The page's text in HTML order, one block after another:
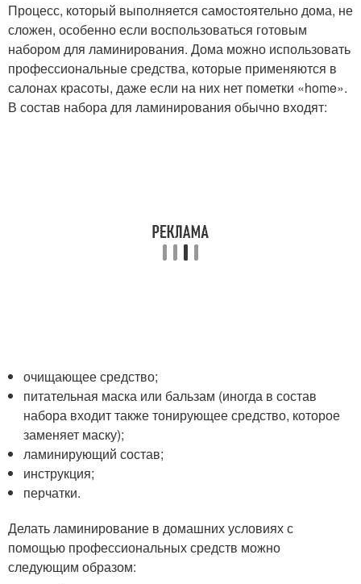
Процесс, который выполняется самостоятельно дома, не
сложен, особенно если воспользоваться готовым
набором для ламинирования. Дома можно использовать
профессиональные средства, которые применяются в
салонах красоты, даже если на них нет пометки «home».
В состав набора для ламинирования обычно входят:
очищающее средство;
питательная маска или бальзам (иногда в состав
набора входит также тонирующее средство, которое
заменяет маску);
ламинирующий состав;
инструкция;
перчатки.
Делать ламинирование в домашних условиях с
помощью профессиональных средств можно
следующим образом: